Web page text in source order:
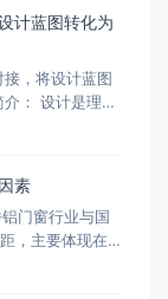
计蓝图转化为
，将设计蓝图
： 设计是理
。我们的
节点的结构、
生成包括加工
素
门窗行业与国
，主要体现在
因此要打造断